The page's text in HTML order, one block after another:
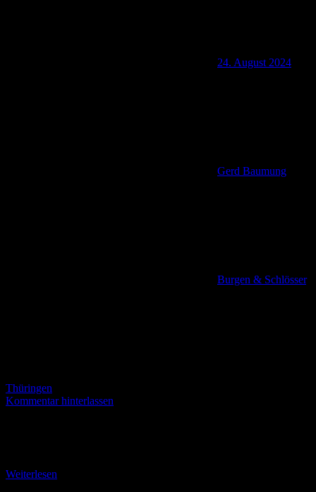
24. August 2024
Gerd Baumung
Burgen & Schlösser,
Thüringen
Kommentar hinterlassen
Weiterlesen